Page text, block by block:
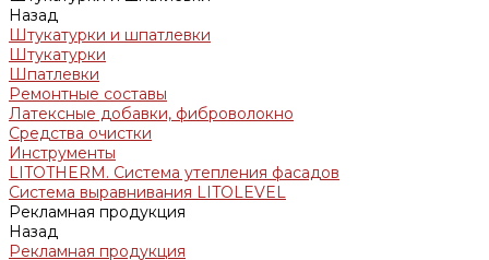
Назад
Штукатурки и шпатлевки
Штукатурки
Шпатлевки
Ремонтные составы
Латексные добавки, фиброволокно
Средства очистки
Инструменты
LITOTHERM. Система утепления фасадов
Система выравнивания LITOLEVEL
Рекламная продукция
Назад
Рекламная продукция